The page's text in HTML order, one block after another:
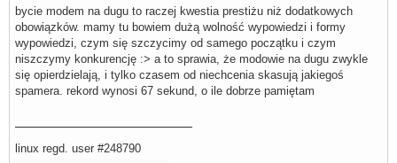
bycie modem na dugu to raczej kwestia prestiżu niż dodatkowych
obowiązków. mamy tu bowiem dużą wolność wypowiedzi i formy
wypowiedzi, czym się szczycimy od samego początku i czym
niszczymy konkurencję :> a to sprawia, że modowie na dugu zwykle
się opierdzielają, i tylko czasem od niechcenia skasują jakiegoś
spamera. rekord wynosi 67 sekund, o ile dobrze pamiętam
linux regd. user #248790